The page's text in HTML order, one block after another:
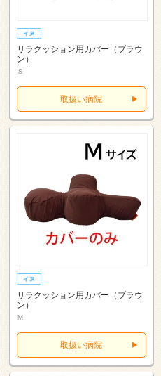
リラクッション用カバー（ブラウ
ン）
Ｓ
取扱い病院
リラクッション用カバー（ブラウ
ン）
Ｍ
取扱い病院